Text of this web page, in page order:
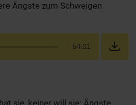
Ängste zum Schweigen
54:31